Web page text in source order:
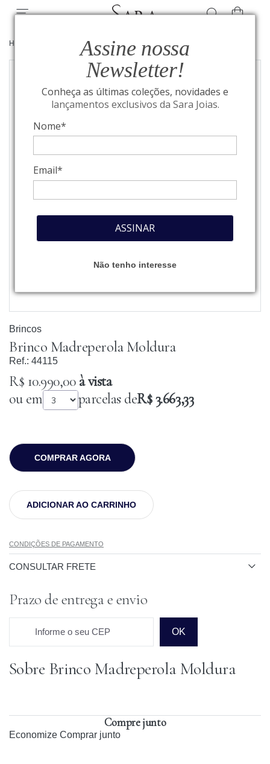
Assine nossa
Newsletter!
Conheça as últimas coleções, novidades e
lançamentos exclusivos da Sara Joias.
Nome*
Email*
ASSINAR
Não tenho interesse
HOME BRINCOS
Brincos
Brinco Madreperola Moldura
Ref.: 44115
R$ 10.990,00à vista
ou em
parcelas deR$ 3.663,33
COMPRAR AGORA
ADICIONAR AO CARRINHO
CONDIÇÕES DE PAGAMENTO
CONSULTAR FRETE
Prazo de entrega e envio
Informe o seu CEP OK
Prazo para o CEP
Sobre Brinco Madreperola Moldura
Compre junto
Economize Comprar junto